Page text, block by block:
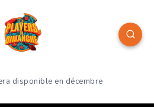
disponible en décembre